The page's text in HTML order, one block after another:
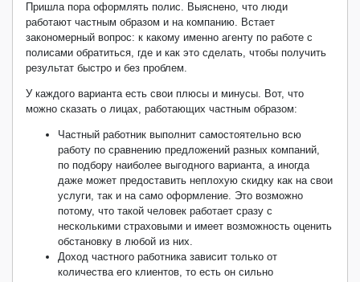
Пришла пора оформлять полис. Выяснено, что люди
работают частным образом и на компанию. Встает
закономерный вопрос: к какому именно агенту по работе с
полисами обратиться, где и как это сделать, чтобы получить
результат быстро и без проблем.
У каждого варианта есть свои плюсы и минусы. Вот, что
можно сказать о лицах, работающих частным образом:
Частный работник выполнит самостоятельно всю
работу по сравнению предложений разных компаний,
по подбору наиболее выгодного варианта, а иногда
даже может предоставить неплохую скидку как на свои
услуги, так и на само оформление. Это возможно
потому, что такой человек работает сразу с
несколькими страховыми и имеет возможность оценить
обстановку в любой из них.
Доход частного работника зависит только от
количества его клиентов, то есть он сильно